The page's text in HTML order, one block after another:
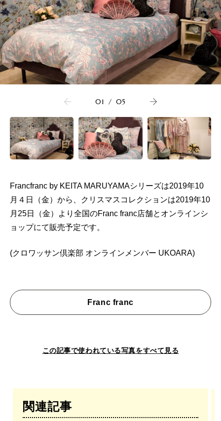
01 / 05
Francfranc by KEITA MARUYAMAシリーズは2019年10
月４日（金）から、クリスマスコレクションは2019年10
月25日（金）より全国のFranc franc店舗とオンラインシ
ョップにて販売予定です。
(クロワッサン倶楽部 オンラインメンバー UKOARA)
Franc franc
この記事で使われている写真をすべて見る
関連記事